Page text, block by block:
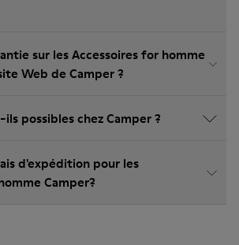
sur les Accessoires for homme
Web de Camper ?
possibles chez Camper ?
d'expédition pour les
Camper?